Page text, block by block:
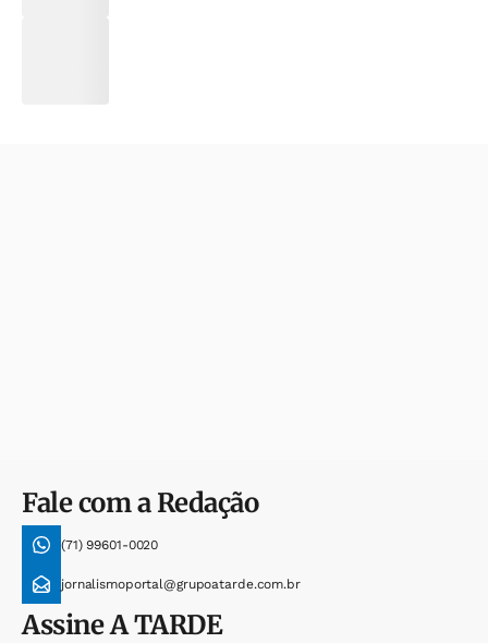
Fale com a Redação
(71) 99601-0020
jornalismoportal@grupoatarde.com.br
AssineA TARDE